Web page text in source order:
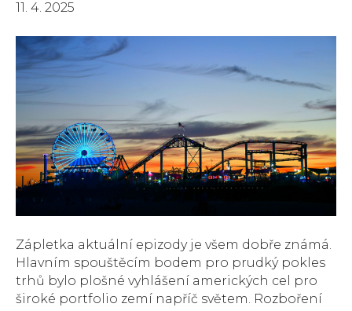
11. 4. 2025
Zápletka aktuální epizody je všem dobře známá.
Hlavním spouštěcím bodem pro prudký pokles
trhů bylo plošné vyhlášení amerických cel pro
široké portfolio zemí napříč světem. Rozboření